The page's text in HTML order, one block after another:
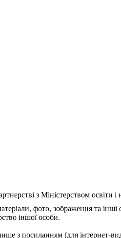
з Міністерством
фото, зображення та
іншої особи.
з посиланням (для